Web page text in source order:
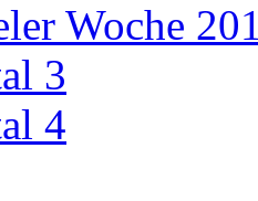
Woche
3
4